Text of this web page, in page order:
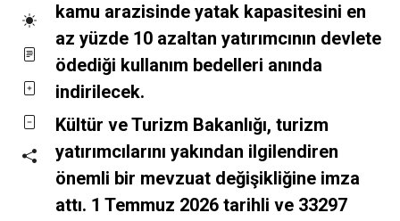
kamu arazisinde yatak kapasitesini en
az yüzde 10 azaltan yatırımcının devlete
ödediği kullanım bedelleri anında
indirilecek.
Kültür ve Turizm Bakanlığı, turizm
yatırımcılarını yakından ilgilendiren
önemli bir mevzuat değişikliğine imza
attı. 1 Temmuz 2026 tarihli ve 33297